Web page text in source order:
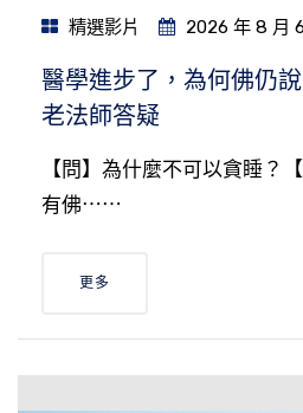
精選影片 2026 年 8 月
醫學進步了，為何佛仍
老法師答疑
【問】為什麼不可以貪睡？
有佛⋯⋯
更多